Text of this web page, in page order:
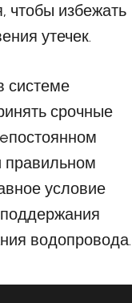
чтобы избежать
утечек.
системе
срочные
правильном
условие
водопровода.